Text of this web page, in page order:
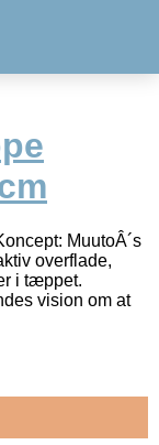
MuutoÂ´s
overflade,
i tæppet.
vision om at